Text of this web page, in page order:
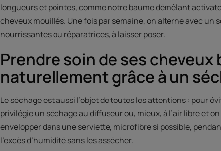
longueurs et pointes, comme notre baume démêlant
cheveux mouillés. Une fois par semaine, on alterne avec un
nourrissantes ou réparatrices, à laisser poser.
Prendre soin de ses cheveux
naturellement grâce à un
Le séchage est aussi l’objet de toutes les attentions : pour
privilégie un séchage au diffuseur ou, mieux, à l’air libre et
envelopper dans une serviette, microfibre si possible,
l’excès d’humidité sans les assécher.